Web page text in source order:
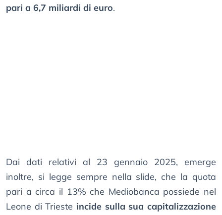
pari a 6,7 miliardi di euro.
Dai dati relativi al 23 gennaio 2025, emerge
inoltre, si legge sempre nella slide, che la quota
pari a circa il 13% che Mediobanca possiede nel
Leone di Trieste incide sulla sua capitalizzazione